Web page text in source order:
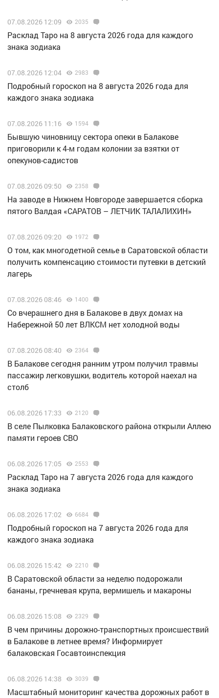
07.08.2026 12:09 2035
Расклад Таро на 8 августа 2026 года для каждого
знака зодиака
07.08.2026 12:04 2983
Подробный гороскоп на 8 августа 2026 года для
каждого знака зодиака
07.08.2026 11:16 1594
Бывшую чиновницу сектора опеки в Балакове
приговорили к 4-м годам колонии за взятки от
опекунов-садистов
07.08.2026 09:50 2358
Н️а заводе в Нижнем Новгороде завершается сборка
пятого Валдая «САРАТОВ – ЛЕТЧИК ТАЛАЛИХИН»
07.08.2026 09:20 1972
О том, как многодетной семье в Саратовской области
получить компенсацию стоимости путевки в детский
лагерь
07.08.2026 08:46 1400
Со вчерашнего дня в Балакове в двух домах на
Набережной 50 лет ВЛКСМ нет холодной воды
07.08.2026 08:40 2364
В Балакове сегодня ранним утром получил травмы
пассажир легковушки, водитель которой наехал на
столб
06.08.2026 17:33 2120
В селе Пылковка Балаковского района открыли Аллею
памяти героев СВО
06.08.2026 17:05 2553
Расклад Таро на 7 августа 2026 года для каждого
знака зодиака
06.08.2026 17:02 6684
Подробный гороскоп на 7 августа 2026 года для
каждого знака зодиака
06.08.2026 15:42 2210
В Саратовской области за неделю подорожали
бананы, гречневая крупа, вермишель и макароны
06.08.2026 15:08 2329
В чем причины дорожно-транспортных происшествий
в Балакове в летнее время? Информирует
балаковская Госавтоинспекция
06.08.2026 14:38 3039
Масштабный мониторинг качества дорожных работ в